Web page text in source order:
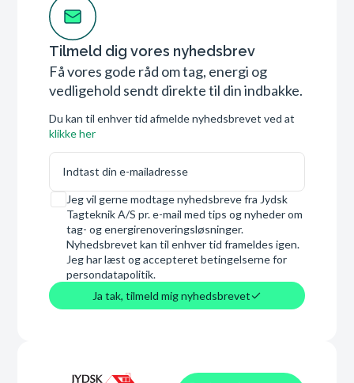
Tilmeld dig vores nyhedsbrev
Få vores gode råd om tag, energi og
vedligehold sendt direkte til din indbakke.
Du kan til enhver tid afmelde nyhedsbrevet ved at
klikke her
E-mail
Samtykke
Jeg vil gerne modtage nyhedsbreve fra Jydsk
Tagteknik A/S pr. e-mail med tips og nyheder om
tag- og energirenoveringsløsninger.
Nyhedsbrevet kan til enhver tid frameldes igen.
Jeg har læst og accepteret betingelserne for
persondatapolitik.
Ja tak, tilmeld mig nyhedsbrevet